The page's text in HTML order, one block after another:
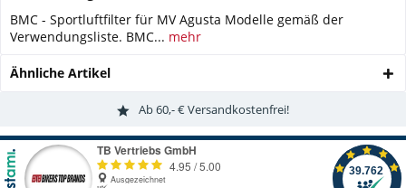
BMC - Sportluftfilter für MV Agusta Modelle gemäß der
Verwendungsliste. BMC... mehr
Ähnliche Artikel
Ab 60,- € Versandkostenfrei!